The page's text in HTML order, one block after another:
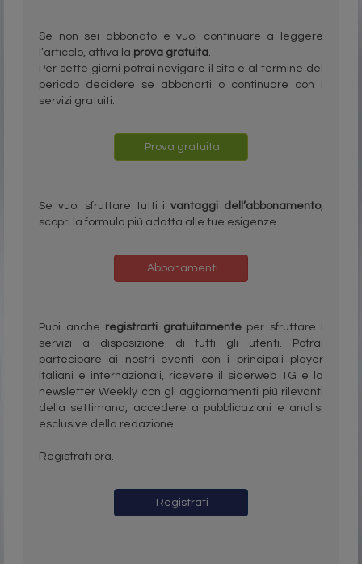
Se non sei abbonato e vuoi continuare a leggere
l’articolo, attiva la prova gratuita.
Per sette giorni potrai navigare il sito e al termine del
periodo decidere se abbonarti o continuare con i
servizi gratuiti.
Prova gratuita
Se vuoi sfruttare tutti ivantaggi dell’abbonamento,
scopri la formula più adatta alle tue esigenze.
Abbonamenti
Puoi anche registrarti gratuitamenteper sfruttare i
servizi a disposizione di tutti gli utenti. Potrai
partecipare ai nostri eventi con i principali player
italiani e internazionali, ricevere il siderweb TG e la
newsletter Weekly con gli aggiornamenti più rilevanti
della settimana, accedere a pubblicazioni e analisi
esclusive della redazione.
Registrati ora.
Registrati